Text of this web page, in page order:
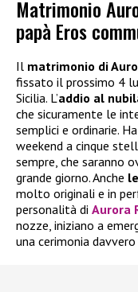
Matrimonio
papà Eros
Il matrimonio di
fissato il prossimo 4
Sicilia. L’addio al
che sicuramente le
semplici e ordinarie.
weekend a cinque
sempre, che saranno
grande giorno. Anche
molto originali e in
personalità di Aurora
nozze, iniziano a
una cerimonia